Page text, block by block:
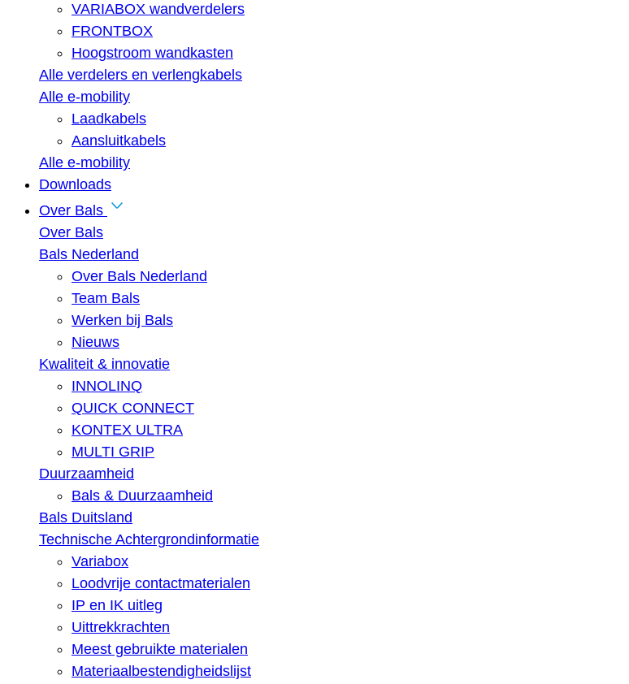
VARIABOX wandverdelers
FRONTBOX
Hoogstroom wandkasten
Alle verdelers en verlengkabels
Alle e-mobility
Laadkabels
Aansluitkabels
Alle e-mobility
Downloads
Over Bals
Over Bals
Bals Nederland
Over Bals Nederland
Team Bals
Werken bij Bals
Nieuws
Kwaliteit & innovatie
INNOLINQ
QUICK CONNECT
KONTEX ULTRA
MULTI GRIP
Duurzaamheid
Bals & Duurzaamheid
Bals Duitsland
Technische Achtergrondinformatie
Variabox
Loodvrije contactmaterialen
IP en IK uitleg
Uittrekkrachten
Meest gebruikte materialen
Materiaalbestendigheidslijst